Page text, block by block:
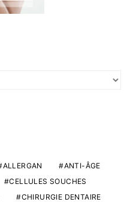
ALLERGAN
ANTI-ÂGE
CELLULES SOUCHES
CHIRURGIE DENTAIRE